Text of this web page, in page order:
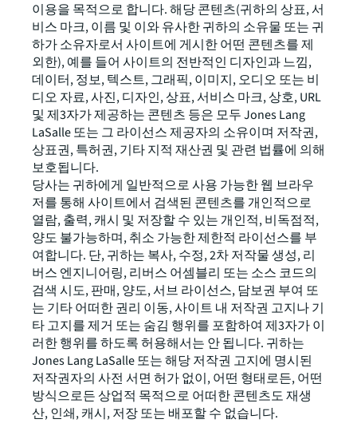
이용을 목적으로 합니다. 해당 콘텐츠(귀하의 상표, 서
비스 마크, 이름 및 이와 유사한 귀하의 소유물 또는 귀
하가 소유자로서 사이트에 게시한 어떤 콘텐츠를 제
외한), 예를 들어 사이트의 전반적인 디자인과 느낌,
데이터, 정보, 텍스트, 그래픽, 이미지, 오디오 또는 비
디오 자료, 사진, 디자인, 상표, 서비스 마크, 상호, URL
및 제3자가 제공하는 콘텐츠 등은 모두 Jones Lang
LaSalle 또는 그 라이선스 제공자의 소유이며 저작권,
상표권, 특허권, 기타 지적 재산권 및 관련 법률에 의해
보호됩니다.
당사는 귀하에게 일반적으로 사용 가능한 웹 브라우
저를 통해 사이트에서 검색된 콘텐츠를 개인적으로
열람, 출력, 캐시 및 저장할 수 있는 개인적, 비독점적,
양도 불가능하며, 취소 가능한 제한적 라이선스를 부
여합니다. 단, 귀하는 복사, 수정, 2차 저작물 생성, 리
버스 엔지니어링, 리버스 어셈블리 또는 소스 코드의
검색 시도, 판매, 양도, 서브 라이선스, 담보권 부여 또
는 기타 어떠한 권리 이동, 사이트 내 저작권 고지나 기
타 고지를 제거 또는 숨김 행위를 포함하여 제3자가 이
러한 행위를 하도록 허용해서는 안 됩니다. 귀하는
Jones Lang LaSalle 또는 해당 저작권 고지에 명시된
저작권자의 사전 서면 허가 없이, 어떤 형태로든, 어떤
방식으로든 상업적 목적으로 어떠한 콘텐츠도 재생
산, 인쇄, 캐시, 저장 또는 배포할 수 없습니다.